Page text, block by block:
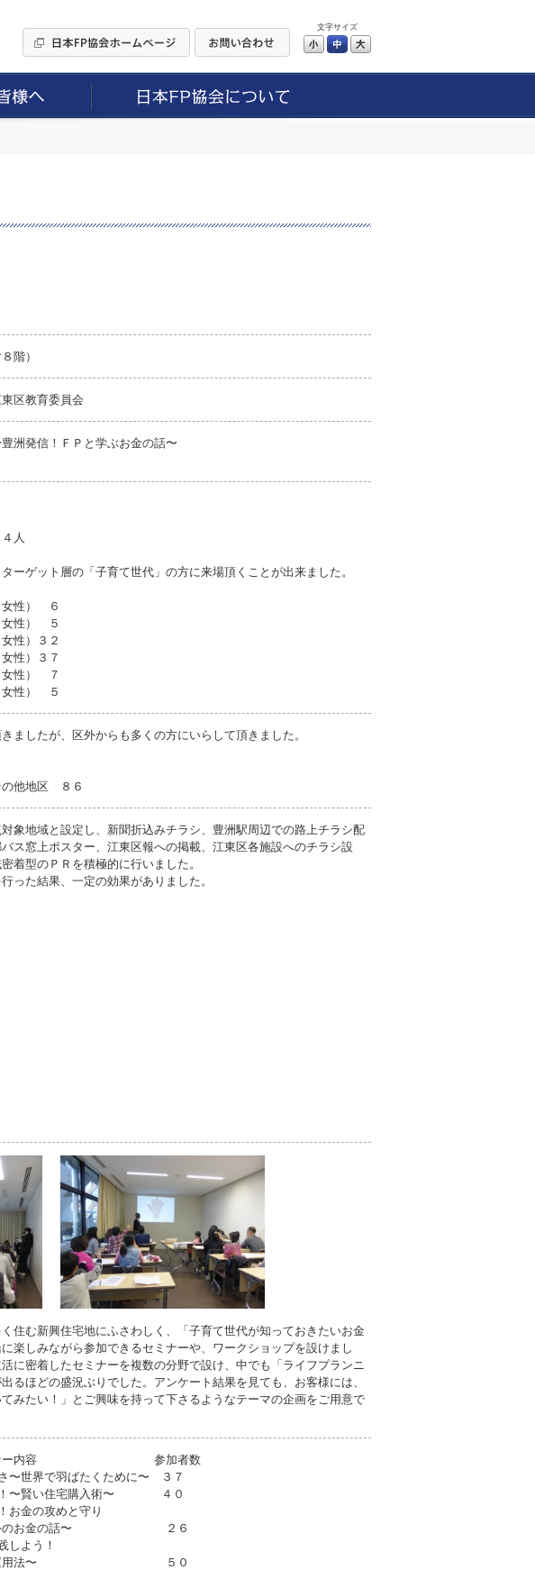
文字サイズ
小 中
階）
区教育委員会
洲発信！ＦＰと学ぶお金の話〜
４人
ーゲット層の「子育て世代」の方に来場頂くことが出来ました。
性） ６
性） ５
）３２
）３７
性） ７
性） ５
ましたが、区外からも多くの方にいらして頂きました。
他地区 ８６
象地域と設定し、新聞折込みチラシ、豊洲駅周辺での路上チラシ配
ス窓上ポスター、江東区報への掲載、江東区各施設へのチラシ設
着型のＰＲを積極的に行いました。
った結果、一定の効果がありました。
く住む新興住宅地にふさわしく、「子育て世代が知っておきたいお金
楽しみながら参加できるセミナーや、ワークショップを設けまし
に密着したセミナーを複数の分野で設け、中でも「ライフプランニ
るほどの盛況ぶりでした。アンケート結果を見ても、お客様には、
みたい！」とご興味を持って下さるようなテーマの企画をご用意で
容 参加者数
〜世界で羽ばたくために〜 ３７
！〜賢い住宅購入術〜 ４０
お金の攻めと守り
海外のお金の話〜 ２６
しよう！
資産運用法〜 ５０